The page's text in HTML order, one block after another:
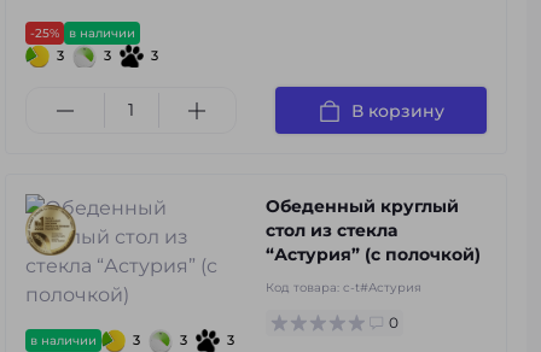
-25% в наличии
3 3 3
В корзину
в наличии 3 3 3
Обеденный круглый
стол из стекла
“Астурия” (с полочкой)
Код товара: c-t#Астурия
0